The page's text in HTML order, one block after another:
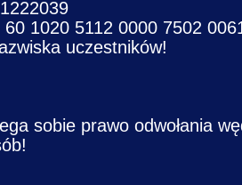
1020 5112 0000 7502
uczestników!
sobie prawo odwołania